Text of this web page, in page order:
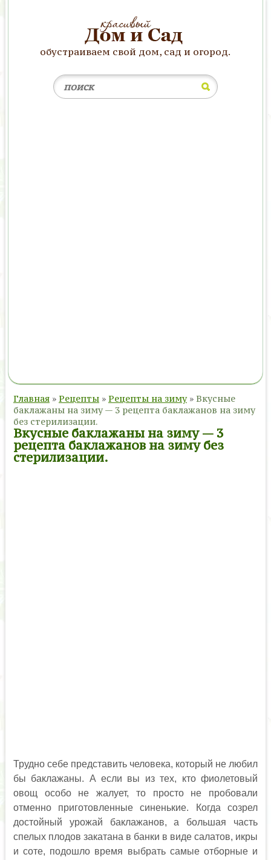
обустраиваем свой дом, сад и огород.
Главная » Рецепты » Рецепты на зиму » Вкусные
баклажаны на зиму — 3 рецепта баклажанов на зиму
без стерилизации.
Вкусные баклажаны на зиму — 3
рецепта баклажанов на зиму без
стерилизации.
Трудно себе представить человека, который не любил
бы баклажаны. А если вы из тех, кто фиолетовый
овощ особо не жалует, то просто не пробовали
отменно приготовленные синенькие. Когда созрел
достойный урожай баклажанов, а большая часть
спелых плодов закатана в банки в виде салатов, икры
и соте, подошло время выбрать самые отборные и